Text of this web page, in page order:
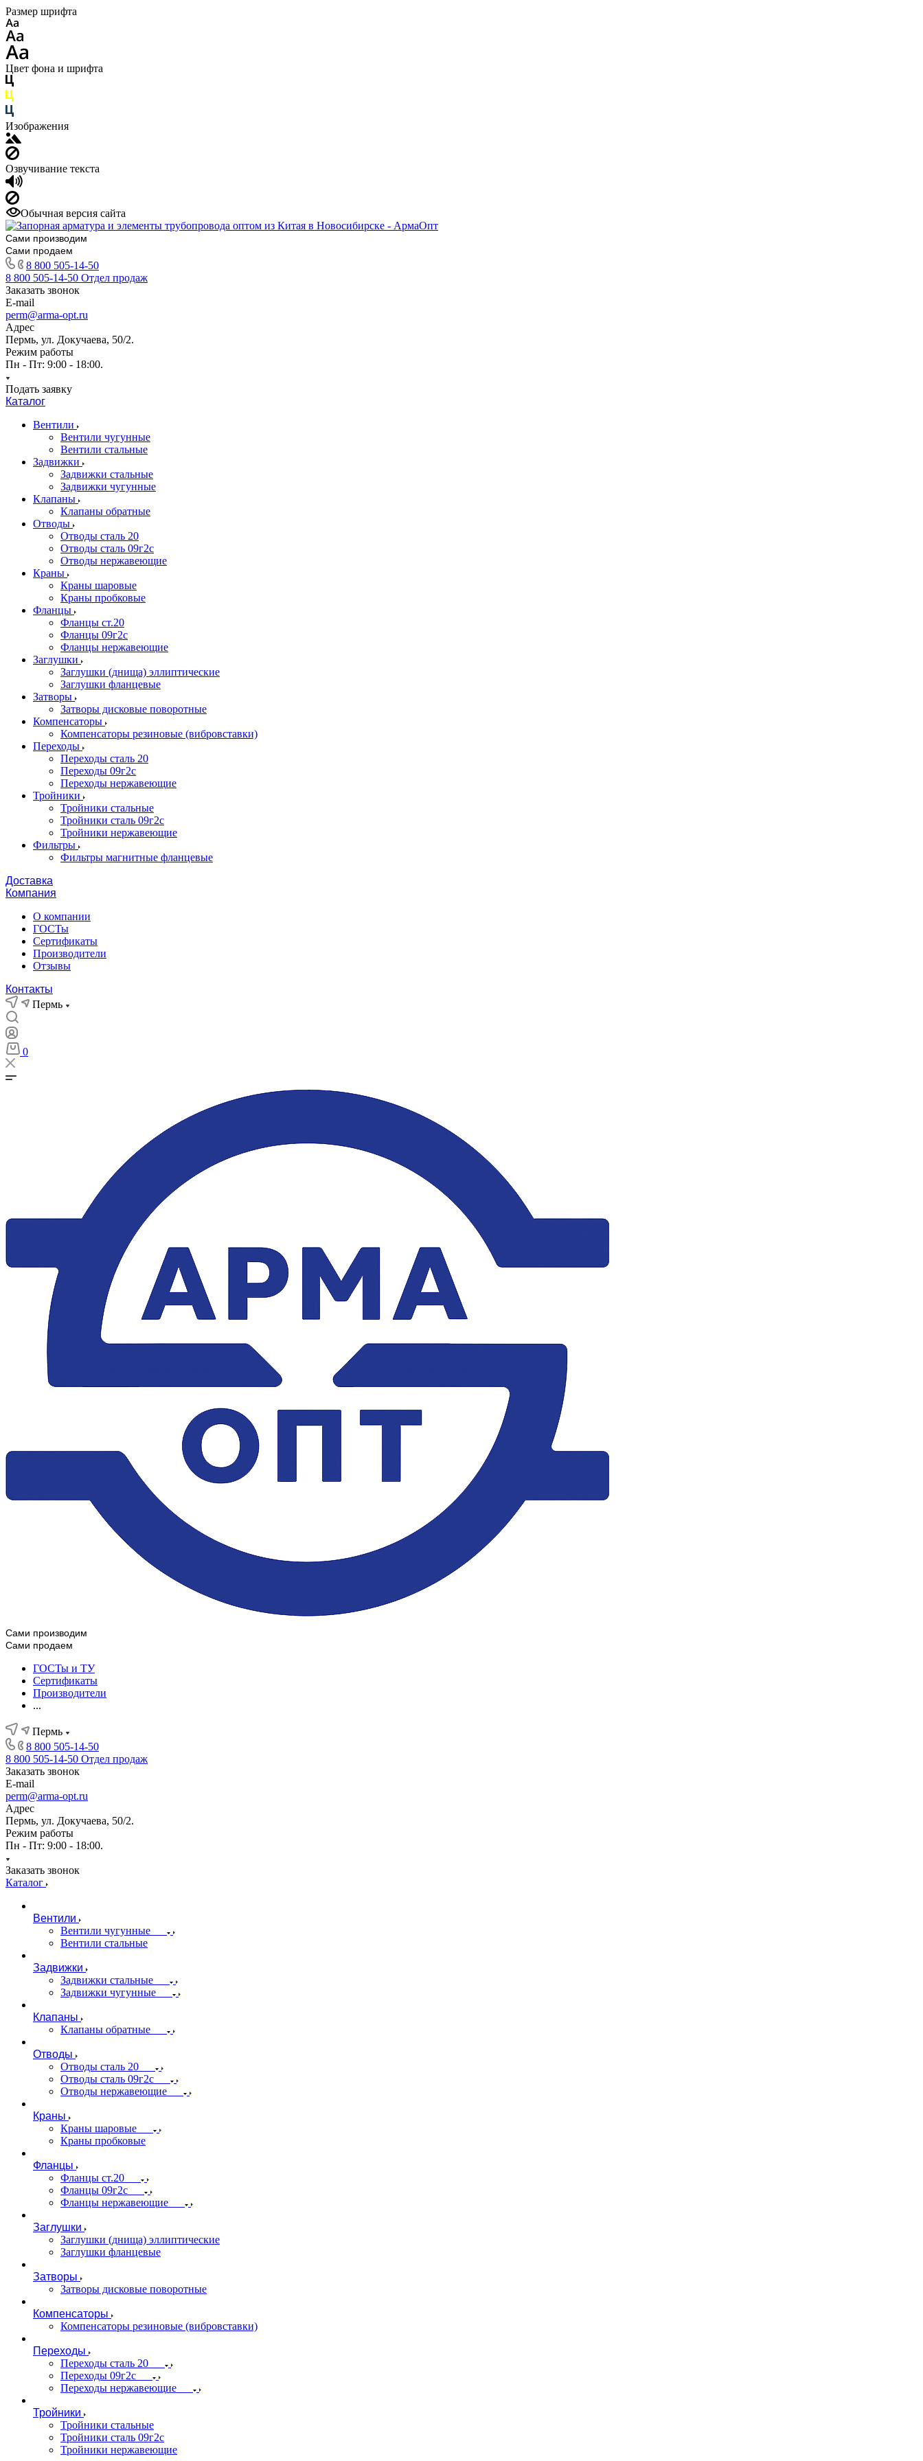
Размер шрифта
Цвет фона и шрифта
Изображения
Озвучивание текста
Обычная версия сайта
Сами производим
Сами продаем
8 800 505-14-50
8 800 505-14-50 Отдел продаж
Заказать звонок
E-mail
perm@arma-opt.ru
Адрес
Пермь, ул. Докучаева, 50/2.
Режим работы
Пн - Пт: 9:00 - 18:00.
Подать заявку
Каталог
Вентили
Вентили чугунные
Вентили стальные
Задвижки
Задвижки стальные
Задвижки чугунные
Клапаны
Клапаны обратные
Отводы
Отводы сталь 20
Отводы сталь 09г2с
Отводы нержавеющие
Краны
Краны шаровые
Краны пробковые
Фланцы
Фланцы ст.20
Фланцы 09г2с
Фланцы нержавеющие
Заглушки
Заглушки (днища) эллиптические
Заглушки фланцевые
Затворы
Затворы дисковые поворотные
Компенсаторы
Компенсаторы резиновые (вибровставки)
Переходы
Переходы сталь 20
Переходы 09г2с
Переходы нержавеющие
Тройники
Тройники стальные
Тройники сталь 09г2с
Тройники нержавеющие
Фильтры
Фильтры магнитные фланцевые
Доставка
Компания
О компании
ГОСТы
Сертификаты
Производители
Отзывы
Контакты
Пермь
0
Сами производим
Сами продаем
ГОСТы и ТУ
Сертификаты
Производители
...
Пермь
8 800 505-14-50
8 800 505-14-50 Отдел продаж
Заказать звонок
E-mail
perm@arma-opt.ru
Адрес
Пермь, ул. Докучаева, 50/2.
Режим работы
Пн - Пт: 9:00 - 18:00.
Заказать звонок
Каталог
Вентили
Вентили чугунные
Вентили стальные
Задвижки
Задвижки стальные
Задвижки чугунные
Клапаны
Клапаны обратные
Отводы
Отводы сталь 20
Отводы сталь 09г2с
Отводы нержавеющие
Краны
Краны шаровые
Краны пробковые
Фланцы
Фланцы ст.20
Фланцы 09г2с
Фланцы нержавеющие
Заглушки
Заглушки (днища) эллиптические
Заглушки фланцевые
Затворы
Затворы дисковые поворотные
Компенсаторы
Компенсаторы резиновые (вибровставки)
Переходы
Переходы сталь 20
Переходы 09г2с
Переходы нержавеющие
Тройники
Тройники стальные
Тройники сталь 09г2с
Тройники нержавеющие